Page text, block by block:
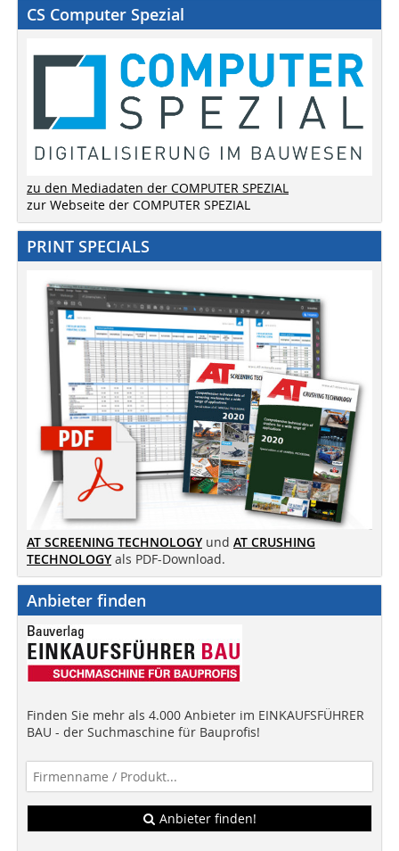
CS Computer Spezial
zu den Mediadaten der COMPUTER SPEZIAL
zur Webseite der COMPUTER SPEZIAL
PRINT SPECIALS
AT SCREENING TECHNOLOGY und AT CRUSHING
TECHNOLOGY als PDF-Download.
Anbieter finden
Finden Sie mehr als 4.000 Anbieter im EINKAUFSFÜHRER
BAU - der Suchmaschine für Bauprofis!
Anbieter finden!